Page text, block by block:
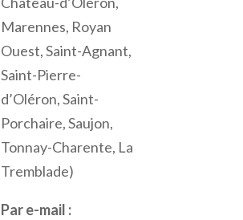
Marennes, Royan
Ouest, Saint-Agnant,
Saint-Pierre-
d’Oléron, Saint-
Porchaire, Saujon,
Tonnay-Charente, La
Tremblade)
Par e-mail :